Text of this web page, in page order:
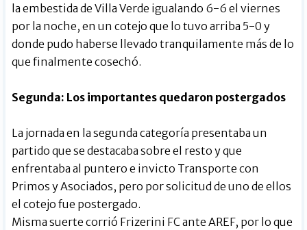
la embestida de Villa Verde igualando 6-6 el viernes
por la noche, en un cotejo que lo tuvo arriba 5-0 y
donde pudo haberse llevado tranquilamente más de lo
que finalmente cosechó.
Segunda: Los importantes quedaron postergados
La jornada en la segunda categoría presentaba un
partido que se destacaba sobre el resto y que
enfrentaba al puntero e invicto Transporte con
Primos y Asociados, pero por solicitud de uno de ellos
el cotejo fue postergado.
Misma suerte corrió Frizerini FC ante AREF, por lo que